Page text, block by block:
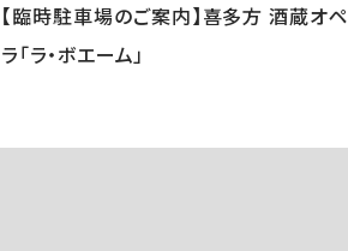
【臨時駐車場のご案内】喜多方 酒蔵オペ
ラ「ラ・ボエーム」